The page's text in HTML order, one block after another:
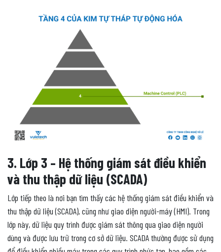
3. Lớp 3 – Hệ thống giám sát điều khiển
và thu thập dữ liệu (SCADA)
Lớp tiếp theo là nơi bạn tìm thấy các hệ thống giám sát điều khiển và
thu thập dữ liệu (SCADA), cũng như giao diện người-máy (HMI). Trong
lớp này, dữ liệu quy trình được giám sát thông qua giao diện người
dùng và được lưu trữ trong cơ sở dữ liệu. SCADA thường được sử dụng